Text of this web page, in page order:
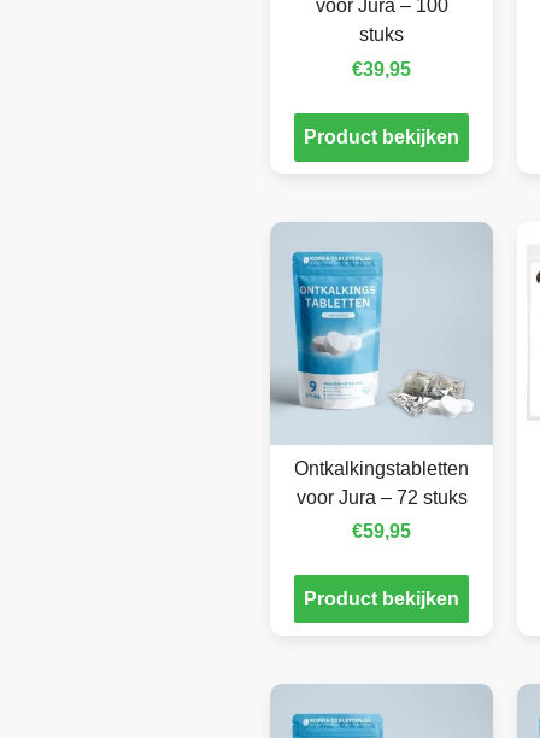
voor Jura – 100
stuks
€39,95
Product bekijken
Ontkalkingstabletten
voor Jura – 72 stuks
€59,95
Product bekijken